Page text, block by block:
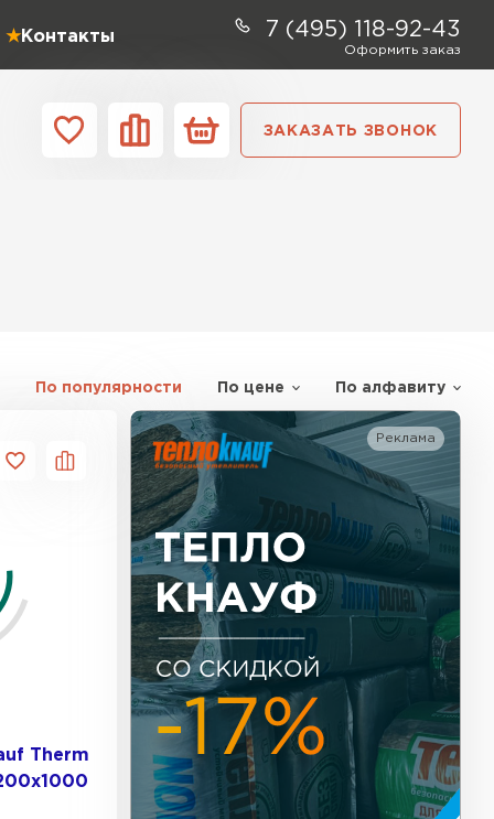
Контакты 7 (495) 118-92-43
Оформить заказ
ЗАКАЗАТЬ ЗВОНОК
По популярности По цене По алфавиту
Therm
Реклама
Контакты
Тизол